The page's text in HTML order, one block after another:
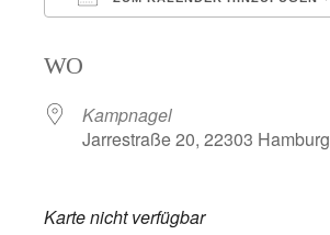
WO
Kampnagel
Jarrestraße 20, 22303 Hamburg
Karte nicht verfügbar